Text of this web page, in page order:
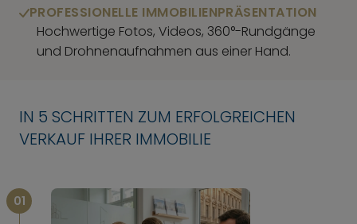
PROFESSIONELLE IMMOBILIENPRÄSENTATION
Hochwertige Fotos, Videos, 360°-Rundgänge
und Drohnenaufnahmen aus einer Hand.
IN 5 SCHRITTEN ZUM ERFOLGREICHEN
VERKAUF IHRER IMMOBILIE
01